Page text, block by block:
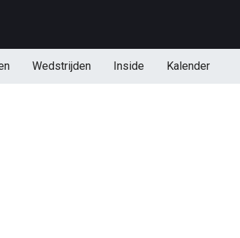
Wedstrijden Inside Kalender